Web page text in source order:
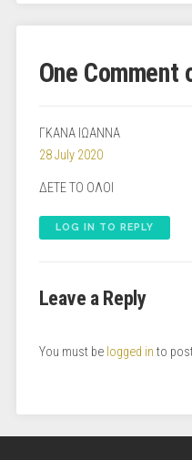
One Comment
ΓΚΑΝΑ ΙΩΑΝΝΑ
28 July 2020
ΔΕΤΕ ΤΟ ΟΛΟΙ
LOG IN TO REPLY
Leave a Reply
You must be logged in to